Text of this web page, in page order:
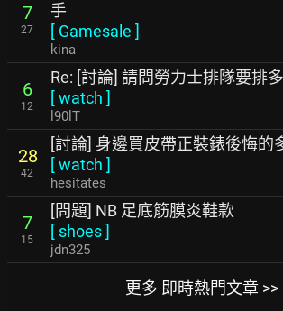
7
27
手
[ Gamesale ]
kina
6
12
Re: [討論] 請問勞力士排隊要排
[watch ]
l90lT
28
42
[討論] 身邊買皮帶正裝錶後悔的
[watch ]
hesitates
7
15
[問題] NB 足底筋膜炎鞋款
[ shoes]
jdn325
更多 即時熱門文章 >>